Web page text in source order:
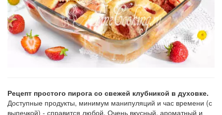
Рецепт простого пирога со свежей клубникой в духовке.
Доступные продукты, минимум манипуляций и час времени (с
выпечкой) - справится любой. Очень вкусный, ароматный и